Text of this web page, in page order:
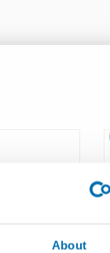
About